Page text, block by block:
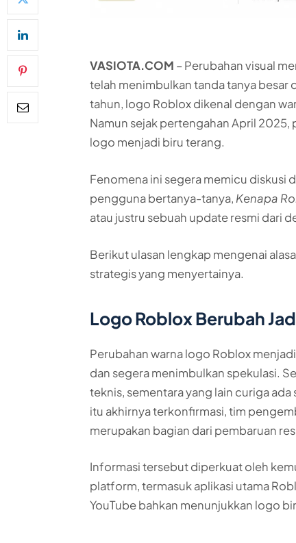
VASIOTA.COM – Perubahan visual
telah menimbulkan tanda tanya besar
tahun, logo Roblox dikenal dengan
Namun sejak pertengahan April
logo menjadi biru terang.
Fenomena ini segera memicu diskusi
pengguna bertanya-tanya, Kenapa
atau justru sebuah update resmi dari
Berikut ulasan lengkap mengenai
strategis yang menyertainya.
Logo Roblox Berubah
Perubahan warna logo Roblox
dan segera menimbulkan spekulasi.
teknis, sementara yang lain curiga
itu akhirnya terkonfirmasi, tim
merupakan bagian dari pembaruan
Informasi tersebut diperkuat oleh
platform, termasuk aplikasi utama
YouTube bahkan menunjukkan logo